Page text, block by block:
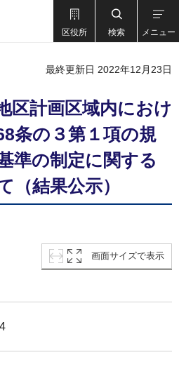
区役所 検索 メニュー
最終更新日 2022年12月23日
区計画区域内におけ
条の３第１項の規
準の制定に関する
（結果公示）
画面サイズで表示